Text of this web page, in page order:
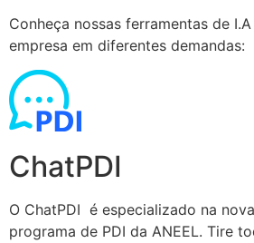
Conheça nossas ferramentas de
empresa em diferentes demandas:
ChatPDI
O ChatPDI é especializado na
programa de PDI da ANEEL. Tire